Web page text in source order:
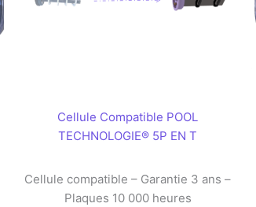
Cellule Compatible POOL
TECHNOLOGIE® 5P EN T
Cellule compatible – Garantie 3 ans –
Plaques 10 000 heures